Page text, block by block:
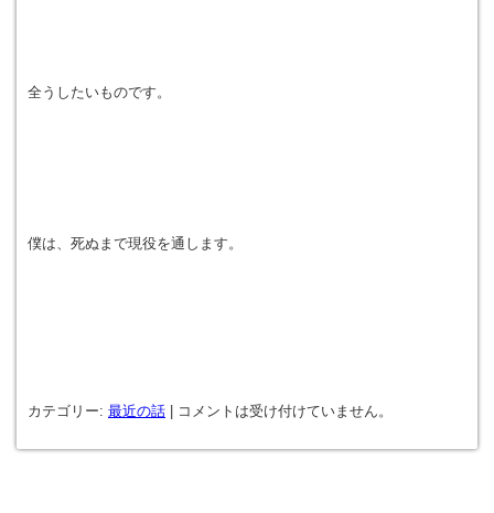
全うしたいものです。
僕は、死ぬまで現役を通します。
カテゴリー: 最近の話 コメントは受け付けていません。